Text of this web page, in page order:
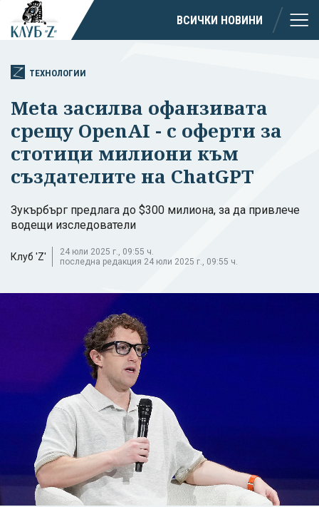
ВСИЧКИ НОВИНИ
ТЕХНОЛОГИИ
Meta засилва офанзивата
срещу OpenAI - с оферти за
стотици милиони към
създателите на ChatGPT
Зукърбърг предлага до $300 милиона, за да привлече
водещи изследователи
Клуб 'Z'
24 юли 2025 г., 09:55 ч.
последна редакция 24 юли 2025 г., 09:55 ч.